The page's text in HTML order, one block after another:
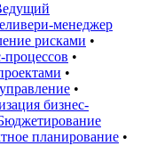
менеджер
рисками •
процессов •
•
•
бизнес-
планирование •